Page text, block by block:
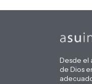
Desde el
de Dios